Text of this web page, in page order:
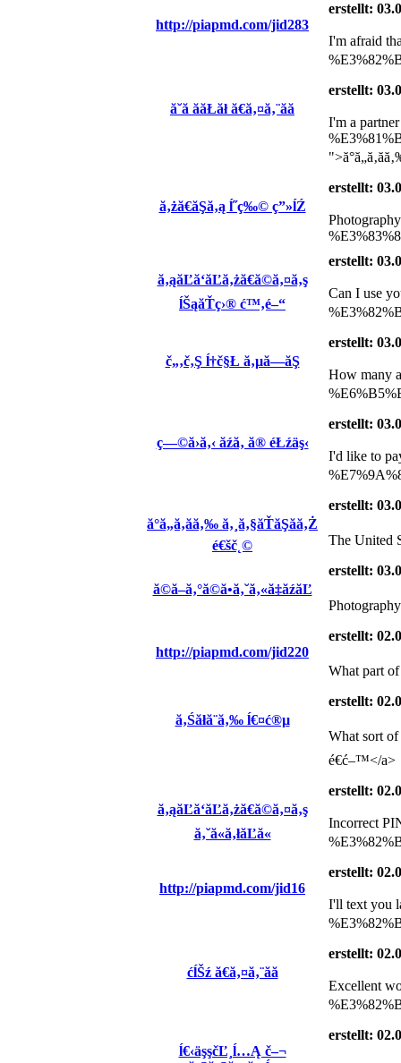
http://piapmd.com/jid283
erstellt:
I'm afraid
ă˘ă ăăŁăł ă€ă‚¤ă‚¨ăă
erstellt:
I'm a
ă‚żă€ăŞă‚ą ĺ˝ç‰© ç”»ĺŹ
erstellt:
ă‚ąăĽă‘ăĽă‚żă€ă©ă‚¤ă‚ş
ĺŠąăŤç›® ć™‚é–“
erstellt:
Can I use
č„‚č‚Ş ĺ†č§Ł ă‚µă—ăŞ
erstellt:
How many
ç—©ă›ă‚‹ ăźă‚ ă® éŁźäş‹
erstellt:
I'd like to
ă°ă„ă‚ăă‚‰ ă‚¸ă‚§ăŤăŞăă‚Ż
é€šč˛©
erstellt:
The United
ă©ă–ă‚°ă©ă•ă‚˘ă‚«ă‡ăźăĽ
erstellt:
http://piapmd.com/jid220
erstellt:
What part of
ă‚Śăłă¨ă‚‰ ĺ€¤ć®µ
erstellt:
What sort
é€ć–™</a>
ă‚ąăĽă‘ăĽă‚żă€ă©ă‚¤ă‚ş
ă‚˘ă«ă‚łăĽă«
erstellt:
Incorrect
http://piapmd.com/jid16
erstellt:
I'll text you
ćĺŠź ă€ă‚¤ă‚¨ăă
erstellt:
Excellent
ĺ€‹äşşčĽ¸ĺ…Ą č–¬
erstellt: